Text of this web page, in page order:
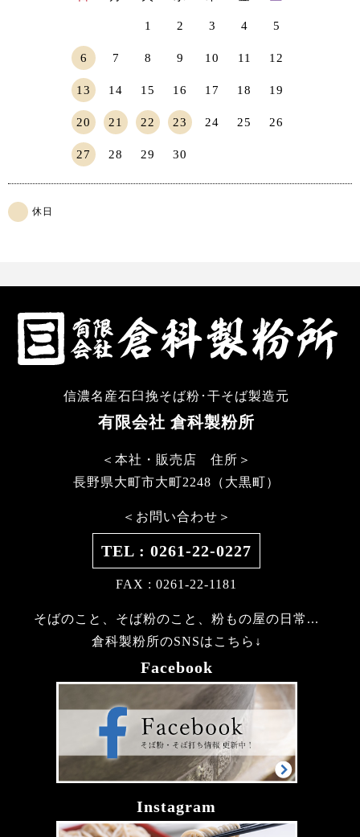
1 2 3 4 5
6 7 8 9 10 11 12
13 14 15 16 17 18 19
20 21 22 23 24 25 26
27 28 29 30
休日
信濃名産石臼挽そば粉･干そば製造元
有限会社 倉科製粉所
＜本社・販売店 住所＞
長野県大町市大町2248（大黒町）
＜お問い合わせ＞
TEL : 0261-22-0227
FAX : 0261-22-1181
そばのこと、そば粉のこと、粉もの屋の日常...
倉科製粉所のSNSはこちら↓
Facebook
Instagram